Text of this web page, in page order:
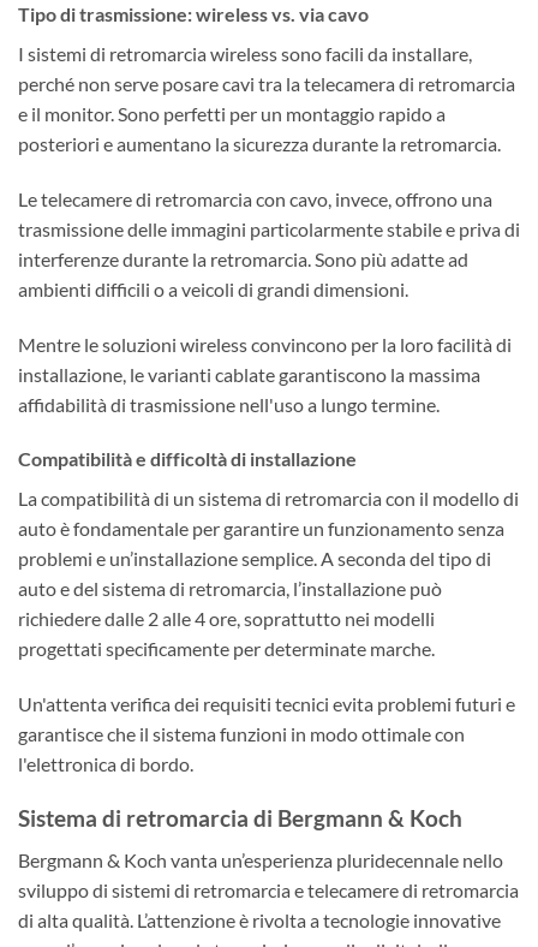
Tipo di trasmissione: wireless vs. via cavo
I sistemi di retromarcia wireless sono facili da installare,
perché non serve posare cavi tra la telecamera di retromarcia
e il monitor. Sono perfetti per un montaggio rapido a
posteriori e aumentano la sicurezza durante la retromarcia.
Le telecamere di retromarcia con cavo, invece, offrono una
trasmissione delle immagini particolarmente stabile e priva di
interferenze durante la retromarcia. Sono più adatte ad
ambienti difficili o a veicoli di grandi dimensioni.
Mentre le soluzioni wireless convincono per la loro facilità di
installazione, le varianti cablate garantiscono la massima
affidabilità di trasmissione nell'uso a lungo termine.
Compatibilità e difficoltà di installazione
La compatibilità di un sistema di retromarcia con il modello di
auto è fondamentale per garantire un funzionamento senza
problemi e un’installazione semplice. A seconda del tipo di
auto e del sistema di retromarcia, l’installazione può
richiedere dalle 2 alle 4 ore, soprattutto nei modelli
progettati specificamente per determinate marche.
Un'attenta verifica dei requisiti tecnici evita problemi futuri e
garantisce che il sistema funzioni in modo ottimale con
l'elettronica di bordo.
Sistema di retromarcia di Bergmann & Koch
Bergmann & Koch vanta un’esperienza pluridecennale nello
sviluppo di sistemi di retromarcia e telecamere di retromarcia
di alta qualità. L’attenzione è rivolta a tecnologie innovative